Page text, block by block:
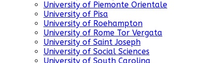
University of Piemonte Orientale
University of Pisa
University of Roehampton
University of Rome Tor Vergata
University of Saint Joseph
University of Social Sciences
University of South Carolina